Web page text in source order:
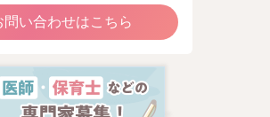
問い合わせはこちら